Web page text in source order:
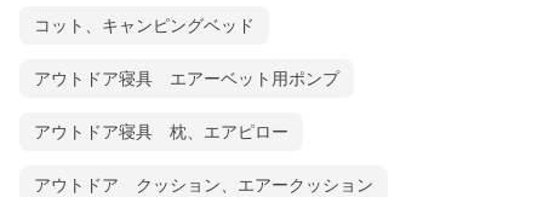
コット、キャンピングベッド
アウトドア寝具 エアーベット用ポンプ
アウトドア寝具 枕、エアピロー
アウトドア クッション、エアークッション